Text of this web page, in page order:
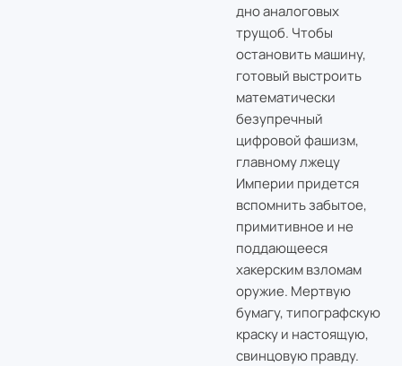
дно аналоговых
трущоб. Чтобы
остановить машину,
готовый выстроить
математически
безупречный
цифровой фашизм,
главному лжецу
Империи придется
вспомнить забытое,
примитивное и не
поддающееся
хакерским взломам
оружие. Мертвую
бумагу, типографскую
краску и настоящую,
свинцовую правду.